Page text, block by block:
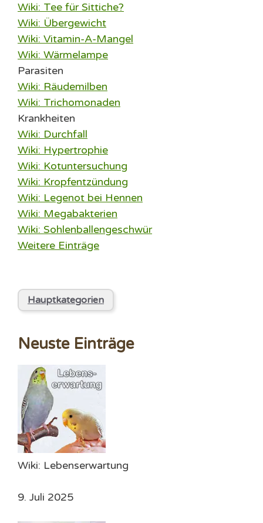
Wiki: Tee für Sittiche?
Wiki: Übergewicht
Wiki: Vitamin-A-Mangel
Wiki: Wärmelampe
Parasiten
Wiki: Räudemilben
Wiki: Trichomonaden
Krankheiten
Wiki: Durchfall
Wiki: Hypertrophie
Wiki: Kotuntersuchung
Wiki: Kropfentzündung
Wiki: Legenot bei Hennen
Wiki: Megabakterien
Wiki: Sohlenballengeschwür
Weitere Einträge
Hauptkategorien
Neuste Einträge
Wiki: Lebenserwartung
9. Juli 2025